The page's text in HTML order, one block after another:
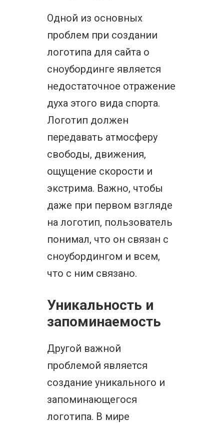
Одной из основных
проблем при создании
логотипа для сайта о
сноубординге является
недостаточное отражение
духа этого вида спорта.
Логотип должен
передавать атмосферу
свободы, движения,
ощущение скорости и
экстрима. Важно, чтобы
даже при первом взгляде
на логотип, пользователь
понимал, что он связан с
сноубордингом и всем,
что с ним связано.
Уникальность и
запоминаемость
Другой важной
проблемой является
создание уникального и
запоминающегося
логотипа. В мире